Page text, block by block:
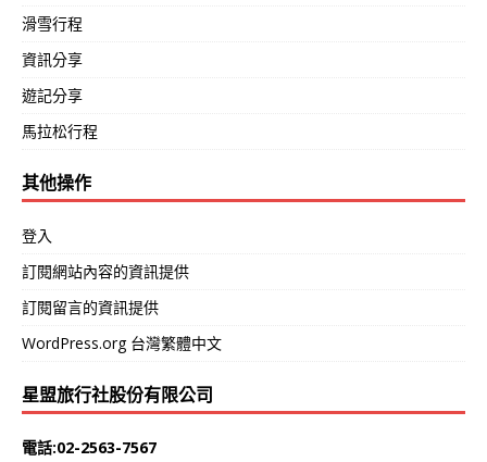
滑雪行程
資訊分享
遊記分享
馬拉松行程
其他操作
登入
訂閱網站內容的資訊提供
訂閱留言的資訊提供
WordPress.org 台灣繁體中文
星盟旅行社股份有限公司
電話:02-2563-7567